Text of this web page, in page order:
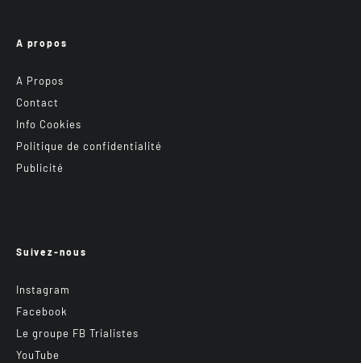
A propos
A Propos
Contact
Info Cookies
Politique de confidentialité
Publicité
Suivez-nous
Instagram
Facebook
Le groupe FB Trialistes
YouTube